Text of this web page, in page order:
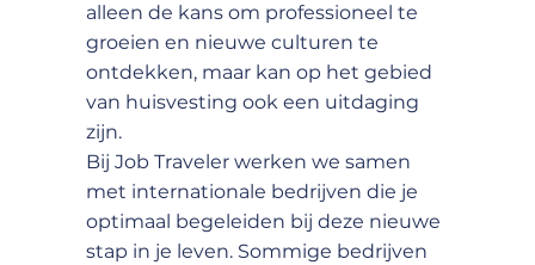
alleen de kans om professioneel te
groeien en nieuwe culturen te
ontdekken, maar kan op het gebied
van huisvesting ook een uitdaging
zijn.
Bij Job Traveler werken we samen
met internationale bedrijven die je
optimaal begeleiden bij deze nieuwe
stap in je leven. Sommige bedrijven